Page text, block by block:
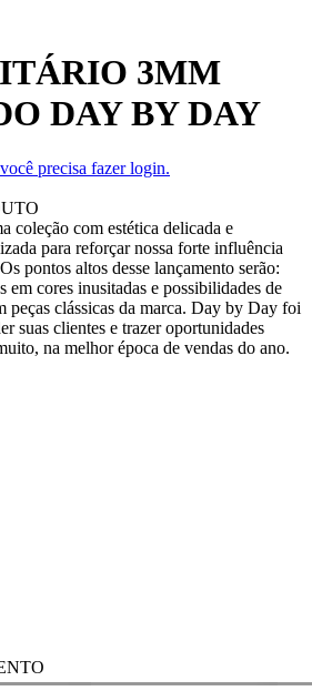
3MM
DAY BY DAY
precisa fazer login.
coleção com estética delicada e
para reforçar nossa forte influência
pontos altos desse lançamento serão:
em cores inusitadas e possibilidades de
peças clássicas da marca. Day by Day foi
suas clientes e trazer oportunidades
na melhor época de vendas do ano.